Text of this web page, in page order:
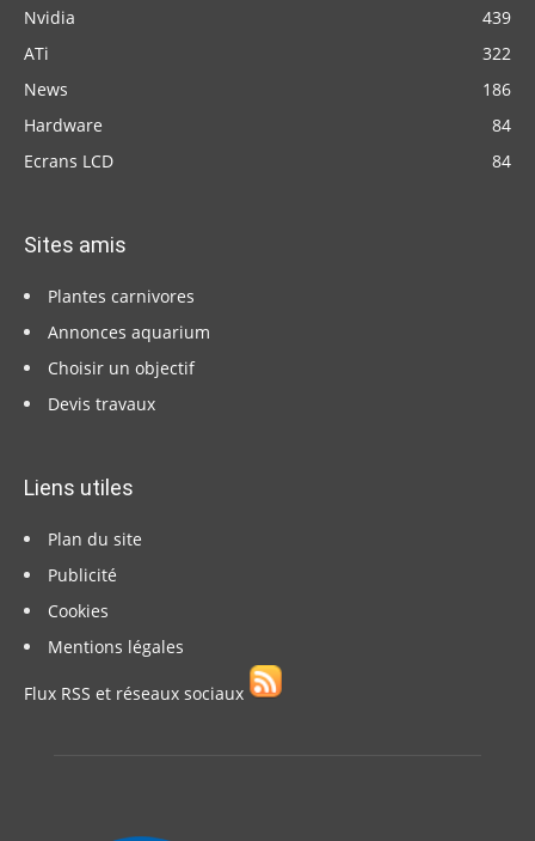
Nvidia
439
ATi
322
News
186
Hardware
84
Ecrans LCD
84
Sites amis
Plantes carnivores
Annonces aquarium
Choisir un objectif
Devis travaux
Liens utiles
Plan du site
Publicité
Cookies
Mentions légales
Flux RSS et réseaux sociaux